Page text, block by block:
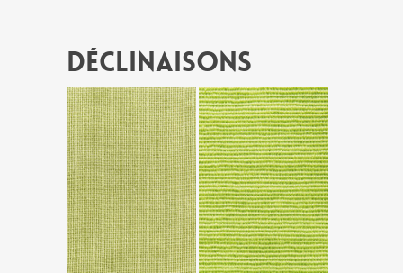
Déclinaisons